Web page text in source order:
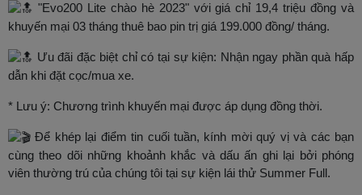
"Evo200 Lite chào hè 2023" với giá chỉ 19,4 triệu đồng và
khuyến mại 03 tháng thuê bao pin trị giá 199.000 đồng/ tháng.
Ưu đãi đặc biệt chỉ có tại sự kiện: Nhận ngay phần quà hấp
dẫn khi đặt cọc/mua xe.
* Lưu ý: Chương trình khuyến mại được áp dụng đồng thời.
Để khép lại điểm tin cuối tuần, kính mời quý vị và các bạn
cùng theo dõi những khoảnh khắc và dấu ấn ghi lại bởi phóng
viên thường trú của chúng tôi tại sự kiện lái thử Summer Full.